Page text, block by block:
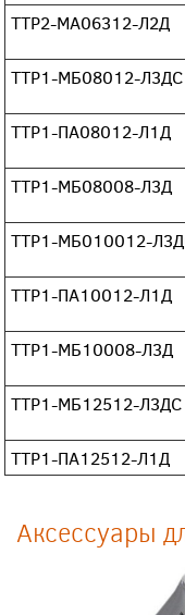
ТТР2-МА06312-Л2Д
ТТР1-МБ08012-Л3ДС
ТТР1-ПА08012-Л1Д
ТТР1-МБ08008-Л3Д
ТТР1-МБ010012-
ТТР1-ПА10012-Л1Д
ТТР1-МБ10008-Л3Д
ТТР1-МБ12512-Л3ДС
ТТР1-ПА12512-Л1Д
Аксессуары